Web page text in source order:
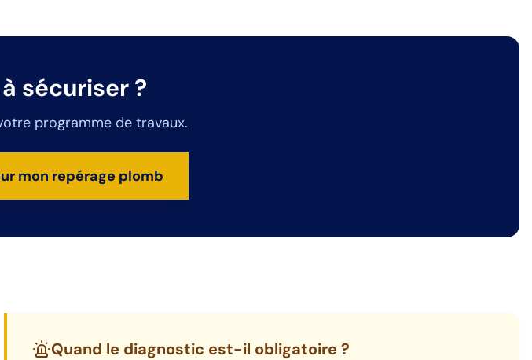
sécuriser ?
programme de travaux.
mon repérage plomb
Quand le diagnostic est-il obligatoire ?